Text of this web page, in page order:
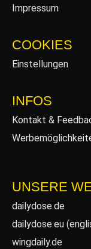
Impressum
COOKIES
Einstellungen
INFOS
Kontakt &
UNSERE
dailydose.de
dailydose.eu
wingdaily.de